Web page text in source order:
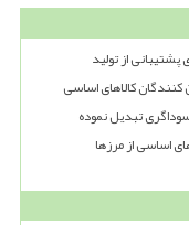
از تولید
تبدیل نموده